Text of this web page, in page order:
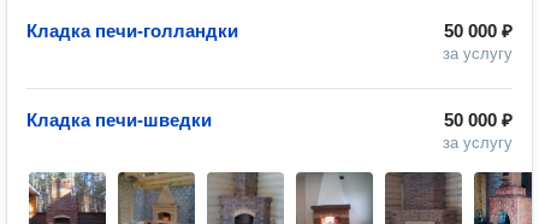
50 000 ₽
за услугу
Кладка печи-голландки
50 000 ₽
за услугу
Кладка печи-шведки